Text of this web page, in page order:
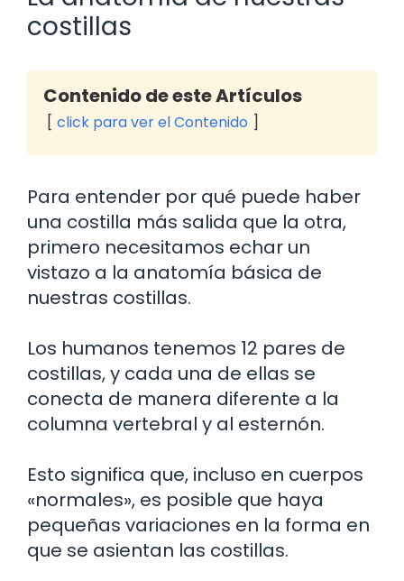
costillas
Contenido de este Artículos
click para ver el Contenido
Para entender por qué puede haber
una costilla más salida que la otra,
primero necesitamos echar un
vistazo a la anatomía básica de
nuestras costillas.
Los humanos tenemos 12 pares de
costillas, y cada una de ellas se
conecta de manera diferente a la
columna vertebral y al esternón.
Esto significa que, incluso en cuerpos
«normales», es posible que haya
pequeñas variaciones en la forma en
que se asientan las costillas.